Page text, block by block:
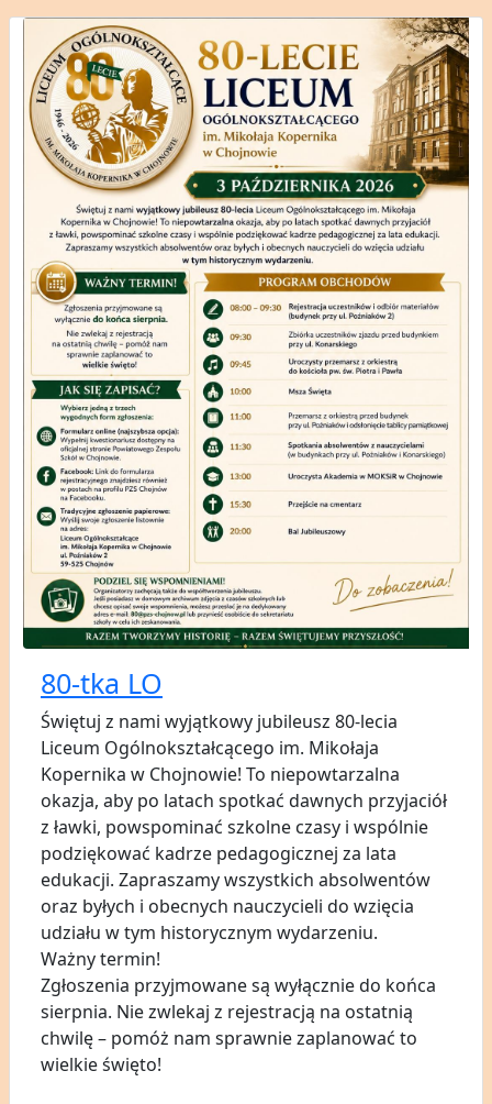
80-tka LO
Świętuj z nami wyjątkowy jubileusz 80-lecia
Liceum Ogólnokształcącego im. Mikołaja
Kopernika w Chojnowie! To niepowtarzalna
okazja, aby po latach spotkać dawnych przyjaciół
z ławki, powspominać szkolne czasy i wspólnie
podziękować kadrze pedagogicznej za lata
edukacji. Zapraszamy wszystkich absolwentów
oraz byłych i obecnych nauczycieli do wzięcia
udziału w tym historycznym wydarzeniu.
Ważny termin!
Zgłoszenia przyjmowane są wyłącznie do końca
sierpnia. Nie zwlekaj z rejestracją na ostatnią
chwilę – pomóż nam sprawnie zaplanować to
wielkie święto!